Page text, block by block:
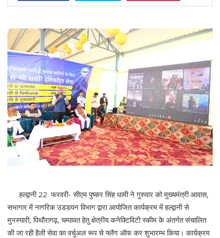
हल्द्वानी 22 फरवरी- सीएम पुष्कर सिंह धामी ने गुरुवार को मुख्यमंत्री आवास,
सभागार में नागरिक उडडयन विभाग द्वारा आयोजित कार्यक्रम में हल्द्वानी से
मुनस्यारी, पिथौरागढ़, चम्पावत हेतु क्षेत्रीय कनेक्टिविटी स्कीम के अंतर्गत संचालित
की जा रही हैली सेवा का वर्चुअल रूप से फ्लैग ऑफ कर शुभारम्भ किया। कार्यक्रम